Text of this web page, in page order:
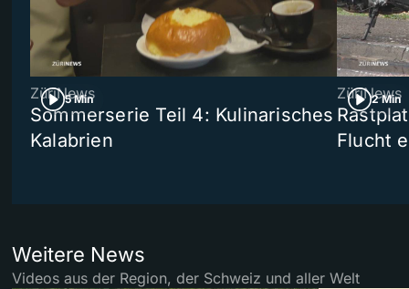
5 Min
ZüriNews
Sommerserie Teil 4: Kulinarisches
Kalabrien
2 Min
ZüriNews
Flucht
Weitere News
Videos aus der Region, der Schweiz und aller Welt